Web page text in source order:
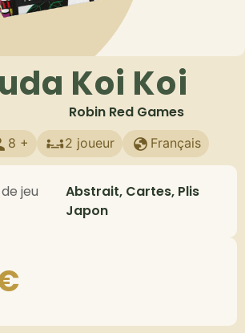
Koi Koi
Robin Red Games
8 + 2 joueur Français
jeu
Abstrait, Cartes, Plis
Japon